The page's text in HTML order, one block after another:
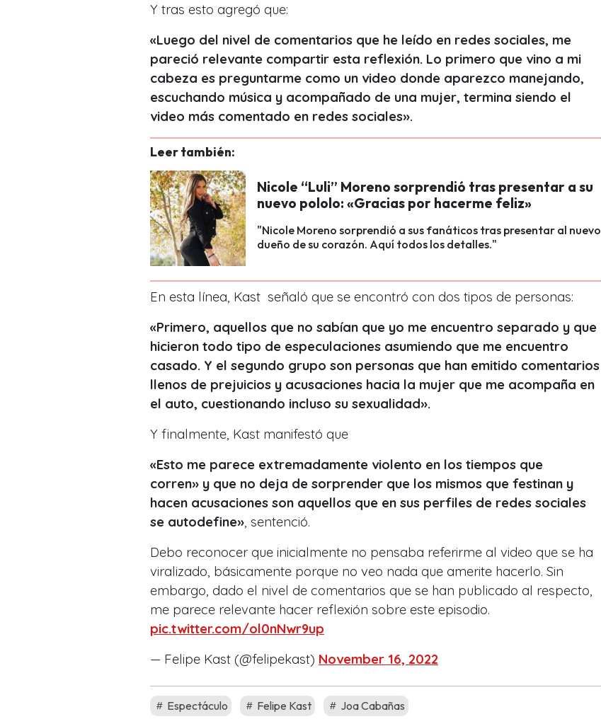
Y tras esto agregó que:
«Luego del nivel de comentarios que he leído en redes sociales, me
pareció relevante compartir esta reflexión. Lo primero que vino a mi
cabeza es preguntarme como un video donde aparezco manejando,
escuchando música y acompañado de una mujer, termina siendo el
video más comentado en redes sociales».
Leer también:
Nicole “Luli” Moreno sorprendió tras presentar a su
nuevo pololo: «Gracias por hacerme feliz»
"Nicole Moreno sorprendió a sus fanáticos tras presentar al nuevo
dueño de su corazón. Aquí todos los detalles."
En esta línea, Kast señaló que se encontró con dos tipos de personas:
«Primero, aquellos que no sabían que yo me encuentro separado y que
hicieron todo tipo de especulaciones asumiendo que me encuentro
casado. Y el segundo grupo son personas que han emitido comentarios
llenos de prejuicios y acusaciones hacia la mujer que me acompaña en
el auto, cuestionando incluso su sexualidad».
Y finalmente, Kast manifestó que
«Esto me parece extremadamente violento en los tiempos que
corren» y que no deja de sorprender que los mismos que festinan y
hacen acusaciones son aquellos que en sus perfiles de redes sociales
se autodefine» , sentenció.
Debo reconocer que inicialmente no pensaba referirme al video que se ha
viralizado, básicamente porque no veo nada que amerite hacerlo. Sin
embargo, dado el nivel de comentarios que se han publicado al respecto,
me parece relevante hacer reflexión sobre este episodio.
pic.twitter.com/ol0nNwr9up
— Felipe Kast (@felipekast) November 16, 2022
Espectáculo Felipe Kast Joa Cabañas